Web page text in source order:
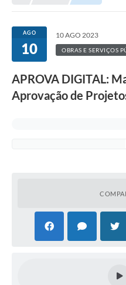
AGO
10
10 AGO 2023
OBRAS E SERVIÇOS
APROVA DIGITAL:
Aprovação de